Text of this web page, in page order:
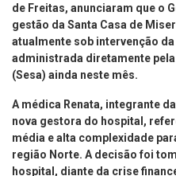
de Freitas, anunciaram que o
gestão da Santa Casa de
atualmente sob intervenção
administrada diretamente
(Sesa) ainda neste mês.
A médica Renata, integrante
nova gestora do hospital,
média e alta complexidade
região Norte. A decisão foi
hospital, diante da crise